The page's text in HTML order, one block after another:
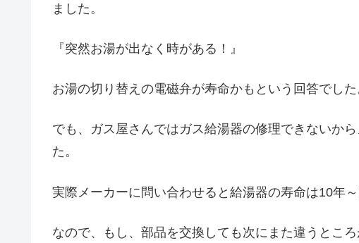
ました。
『突然お湯が出なく時がある！』
お湯の切り替えの電磁弁が寿命かもという回答でした
でも、ガス屋さんではガス給湯器の修理できないか
た。
実際メーカーに問い合わせると給湯器の寿命は10年
なので、もし、部品を交換しても次にまた違うとこ